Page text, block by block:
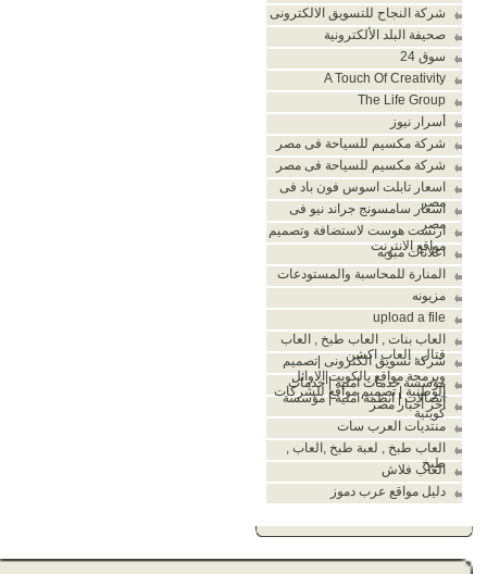
شركة النجاح للتسويق الالكترونى
صحيفة البلد الألكترونية
سوق 24
A Touch Of Creativity
The Life Group
أسرار نيوز
شركة مكسيم للسياحة فى مصر
شركة مكسيم للسياحة فى مصر
اسعار تابلت اسوس فون باد فى
مصر
اسعار سامسونج جراند نيو فى
مصر
ارنست هوست لاستضافة وتصميم
مواقع الانترنت
اعلانات مبوبه
المنارة للمحاسبة والمستودعات
مزيونه
upload a file
العاب بنات , العاب طبخ , العاب
قتال , العاب اكشن
شركة تسويق الكترونى |تصميم
وبرمجة مواقع بالكويت|الاوائل
الوطنية | تصميم مواقع للشركات
مؤسسة خدمات امنية | خدمات
اتصالات | انظمة امنية | مؤسسة
كويتية
آخر أخبار مصر
منتديات العرب سات
العاب طبخ , لعبة طبخ ,العاب ,
طبخ
العاب فلاش
دليل مواقع عرب دموز